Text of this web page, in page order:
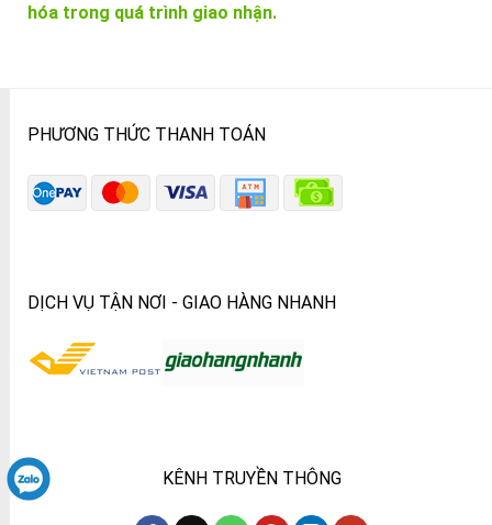
hóa trong quá trình giao nhận.
PHƯƠNG THỨC THANH TOÁN
DỊCH VỤ TẬN NƠI - GIAO HÀNG NHANH
KÊNH TRUYỀN THÔNG